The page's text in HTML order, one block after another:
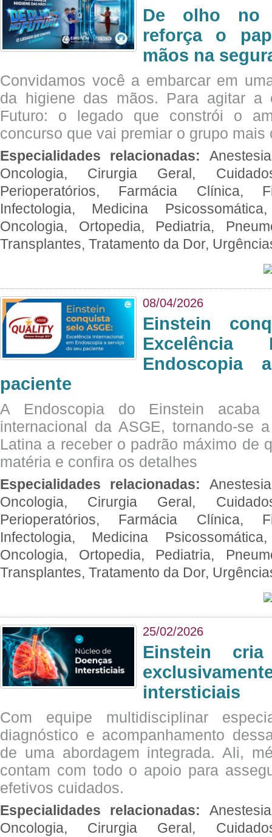
De olho no
reforça o
mãos na
Convidamos você a embarcar em
da higiene das mãos. Para agitar a
Futuro: o legado que constrói o
concurso que vai premiar o grupo mais
Especialidades relacionadas:
Oncologia, Cirurgia Geral,
Perioperatórios, Farmácia Clínica,
Infectologia, Medicina
Oncologia, Ortopedia, Pediatria,
Transplantes, Tratamento da Dor,
08/04/2026
Einstein
Excelência
Endoscopia
paciente
A Endoscopia do Einstein
internacional da ASGE, tornando-se
Latina a receber o padrão máximo de
matéria e confira os detalhes
Especialidades relacionadas:
Oncologia, Cirurgia Geral,
Perioperatórios, Farmácia Clínica,
Infectologia, Medicina
Oncologia, Ortopedia, Pediatria,
Transplantes, Tratamento da Dor,
25/02/2026
Einstein
intersticiais
Com equipe multidisciplinar
diagnóstico e acompanhamento
de uma abordagem integrada. Ali,
contam com todo o apoio para
efetivos cuidados.
Especialidades relacionadas:
Oncologia, Cirurgia Geral,